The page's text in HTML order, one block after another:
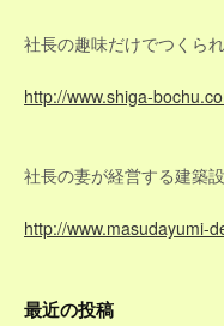
社長の趣味だけでつくら
http://www.shiga-
社長の妻が経営する建築
http://www.masudayumi-
最近の投稿